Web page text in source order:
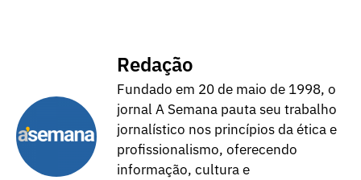
Redação
Fundado em 20 de maio de 1998, o
jornal A Semana pauta seu trabalho
jornalístico nos princípios da ética e
profissionalismo, oferecendo
informação, cultura e